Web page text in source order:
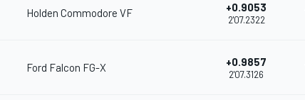
Holden Commodore VF +0.9053
2'07.2322
Ford Falcon FG-X +0.9857
2'07.3126